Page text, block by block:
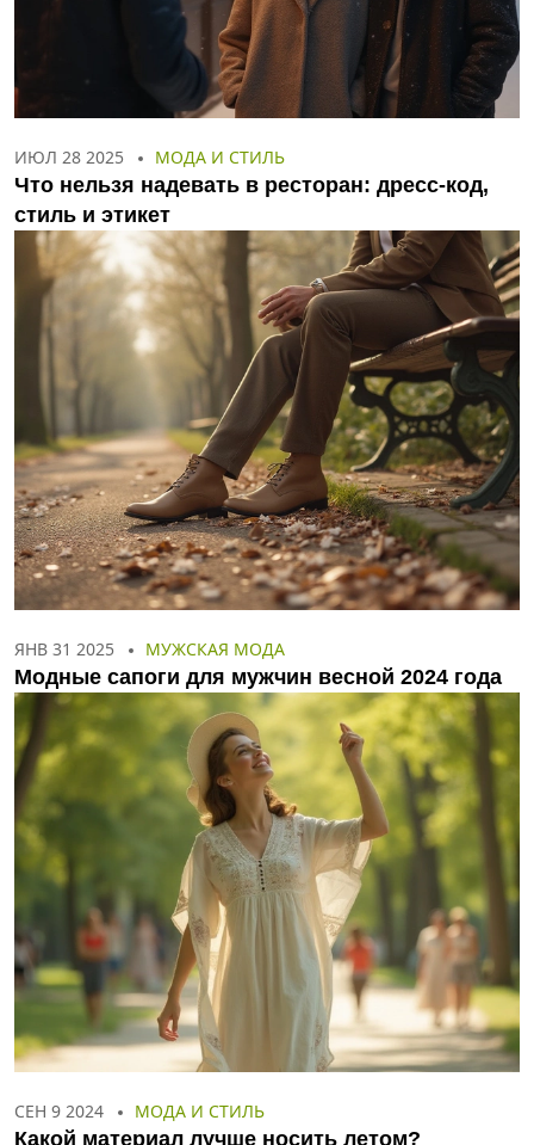
ИЮЛ 28 2025 МОДА И СТИЛЬ
Что нельзя надевать в ресторан: дресс-код,
стиль и этикет
ЯНВ 31 2025 МУЖСКАЯ МОДА
Модные сапоги для мужчин весной 2024 года
СЕН 9 2024 МОДА И СТИЛЬ
Какой материал лучше носить летом?